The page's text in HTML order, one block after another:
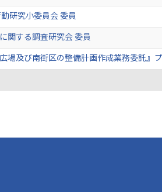
研究小委員会 委員
関する調査研究会 委員
場及び南街区の整備計画作成業務委託』